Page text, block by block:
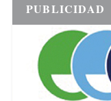
PUBLICIDAD